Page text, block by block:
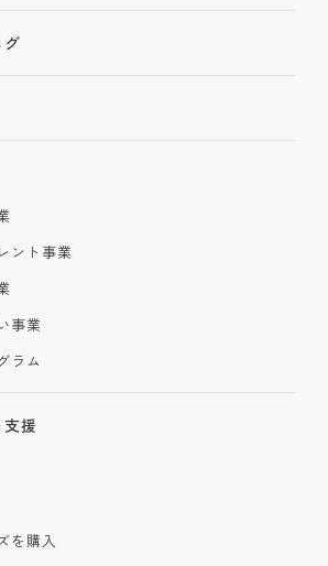
グ
ント事業
事業
ラム
援
を購入